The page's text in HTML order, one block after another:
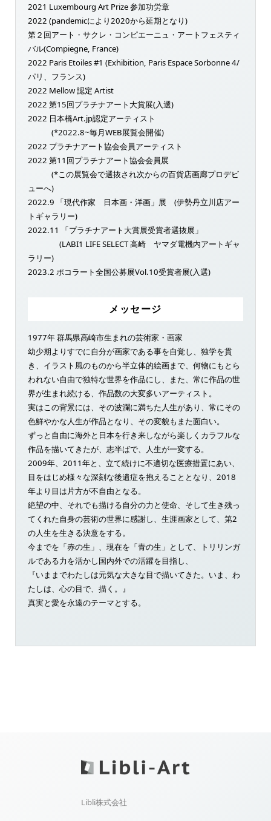
2021 Luxembourg Art Prize 参加功労章
2022 (pandemicにより2020から延期となり)
第２回アート・サクレ・コンピエーニュ・アートフェスティ
バル(Compiegne, France)
2022 Paris Etoiles #1 (Exhibition, Paris Espace Sorbonne 4/
パリ、フランス)
2022 Mellow 認定 Artist
2022 第15回プラチナアート大賞展(入選)
2022 日本橋Art.jp認定アーティスト
(*2022.8~毎月WEB展覧会開催)
2022 プラチナアート協会会員アーティスト
2022 第11回プラチナアート協会会員展
(*この展覧会で選抜され次からの百貨店画廊プロデビ
ューへ)
2022.9 「現代作家 日本画・洋画」展 (伊勢丹立川店アー
トギャラリー)
2022.11 「プラチナアート大賞展受賞者選抜展」
(LABI1 LIFE SELECT 高崎 ヤマダ電機内アートギャ
ラリー)
2023.2 ポコラート全国公募展Vol.10受賞者展(入選)
メッセージ
1977年 群馬県高崎市生まれの芸術家・画家
幼少期よりすでに自分が画家である事を自覚し、独学を貫
き、イラスト風のものから半立体的絵画まで、何物にもとら
われない自由で独特な世界を作品にし、また、常に作品の世
界が生まれ続ける、作品数の大変多いアーティスト。
実はこの背景には、その波瀾に満ちた人生があり、常にその
色鮮やかな人生が作品となり、その変貌もまた面白い。
ずっと自由に海外と日本を行き来しながら楽しくカラフルな
作品を描いてきたが、志半ばで、人生が一変する。
2009年、2011年と、立て続けに不適切な医療措置にあい、
目をはじめ様々な深刻な後遺症を抱えることとなり、2018
年より目は片方が不自由となる。
絶望の中、それでも描ける自分の力と使命、そして生き残っ
てくれた自身の芸術の世界に感謝し、生涯画家として、第2
の人生を生きる決意をする。
今までを「赤の生」、現在を「青の生」として、トリリンガ
ルである力を活かし国内外での活躍を目指し、
『いままでわたしは元気な大きな目で描いてきた。いま、わ
たしは、心の目で、描く。』
真実と愛を永遠のテーマとする。
Libli株式会社